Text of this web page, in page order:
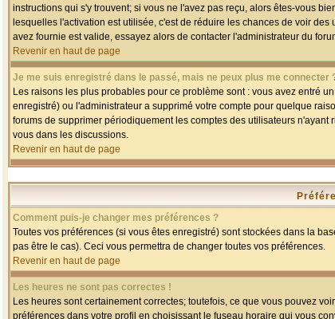
instructions qui s'y trouvent; si vous ne l'avez pas reçu, alors êtes-vous
lesquelles l'activation est utilisée, c'est de réduire les chances de voir
avez fournie est valide, essayez alors de contacter l'administrateur du
Revenir en haut de page
Je me suis enregistré dans le passé, mais ne peux plus me connecter
Les raisons les plus probables pour ce problème sont : vous avez entré
enregistré) ou l'administrateur a supprimé votre compte pour quelque
forums de supprimer périodiquement les comptes des utilisateurs
vous dans les discussions.
Revenir en haut de page
Comment puis-je changer mes préférences ?
Toutes vos préférences (si vous êtes enregistré) sont stockées dans la
pas être le cas). Ceci vous permettra de changer toutes vos préférences.
Revenir en haut de page
Les heures ne sont pas correctes !
Les heures sont certainement correctes; toutefois, ce que vous pouvez
préférences dans votre profil en choisissant le fuseau horaire qui vous